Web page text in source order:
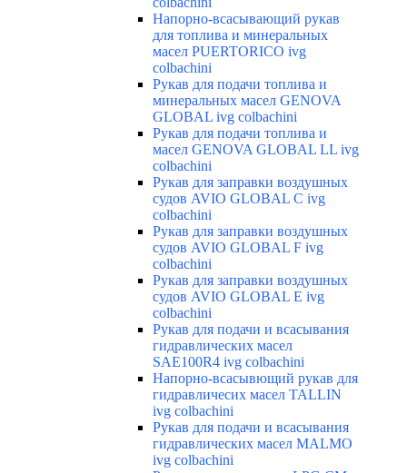
Напорно-всасывающий рукав
для топлива и минеральных
масел PUERTORICO ivg
colbachini
Рукав для подачи топлива и
минеральных масел GENOVA
GLOBAL ivg colbachini
Рукав для подачи топлива и
масел GENOVA GLOBAL LL ivg
colbachini
Рукав для заправки воздушных
судов AVIO GLOBAL C ivg
colbachini
Рукав для заправки воздушных
судов AVIO GLOBAL F ivg
colbachini
Рукав для заправки воздушных
судов AVIO GLOBAL E ivg
colbachini
Рукав для подачи и всасывания
гидравлических масел
SAE100R4 ivg colbachini
Напорно-всасывющий рукав для
гидравличесих масел TALLIN
ivg colbachini
Рукав для подачи и всасывания
гидравлических масел MALMO
ivg colbachini